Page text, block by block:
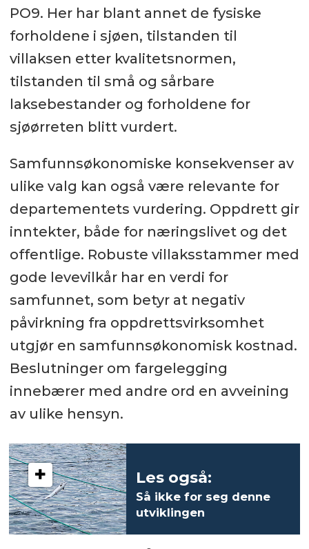
PO9. Her har blant annet de fysiske
forholdene i sjøen, tilstanden til
villaksen etter kvalitetsnormen,
tilstanden til små og sårbare
laksebestander og forholdene for
sjøørreten blitt vurdert.
Samfunnsøkonomiske konsekvenser av
ulike valg kan også være relevante for
departementets vurdering. Oppdrett gir
inntekter, både for næringslivet og det
offentlige. Robuste villaksstammer med
gode levevilkår har en verdi for
samfunnet, som betyr at negativ
påvirkning fra oppdrettsvirksomhet
utgjør en samfunnsøkonomisk kostnad.
Beslutninger om fargelegging
innebærer med andre ord en avveining
av ulike hensyn.
Les også:
Så ikke for seg denne
utviklingen